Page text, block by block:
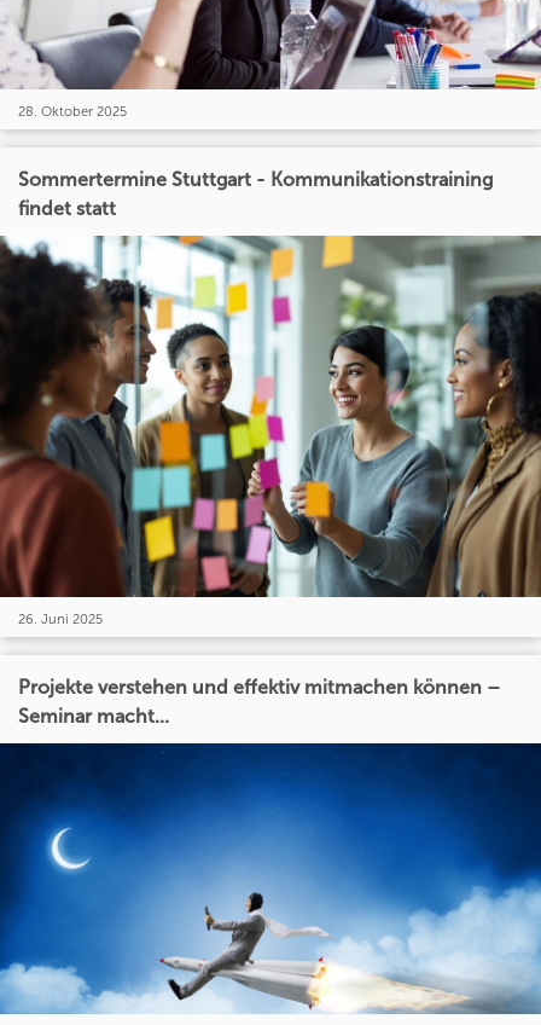
28. Oktober 2025
Sommertermine Stuttgart - Kommunikationstraining
findet statt
26. Juni 2025
Projekte verstehen und effektiv mitmachen können –
Seminar macht...